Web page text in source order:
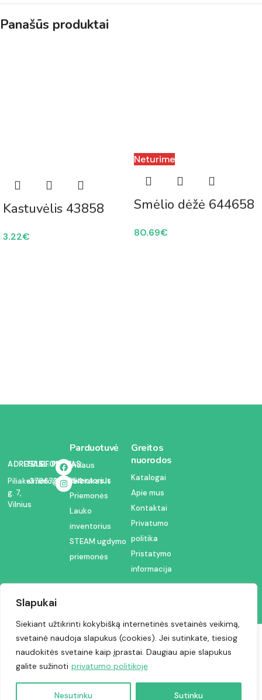
Slapukai
Siekiant užtikrinti kokybišką internetinės svetainės veikimą,
svetainė naudoja slapukus (cookies). Jei sutinkate, tiesiog
naudokitės svetaine kaip įprastai. Daugiau apie slapukus
galite sužinoti privatumo politikoje
Nesutinku Sutinku
Panašūs produktai
Kastuvėlis 43858
3.22€
Neturime
Smėlio dėžė 644658
80.69€
ADRESAS:
Piliakalnio
g. 7,
Vilnius
TELEFONAS:
+37067350054
EL. PAŠTAS:
info@kodelciukas.lt
Parduotuvė
Vidaus
inventorius
Priemonės
Lauko
inventorius
STEAM ugdymo
priemonės
Greitos
nuorodos
Katalogai
Apie mus
Kontaktai
Privatumo
politika
Pristatymo
informacija
Visos teisės saugomos © 2024 | Kodėlčiukas